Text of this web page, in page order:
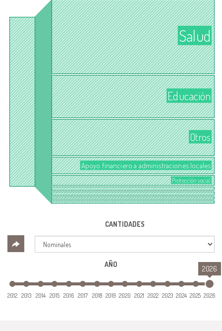
Salud
Educación
Otros
Apoyo financiero a administraciones locales
Protección social
CANTIDADES
AÑO 2026
2012 2013 2014 2015 2016 2017 2018 2019 2020 2021 2022 2023 2024 2025 2026